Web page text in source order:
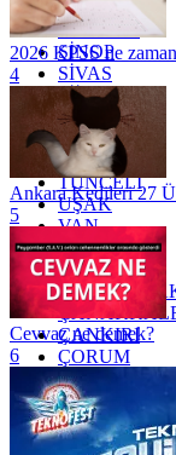
SAKARYA
SAMSUN
SİNOP
SİVAS
SİİRT
TEKİRDAĞ
TOKAT
TRABZON
TUNCELİ
UŞAK
VAN
YALOVA
YOZGAT
ÇANKIRI
ÇORUM
İSTANBUL
İZMİR
ŞANLIURFA
ŞIRNAK
2026 KPSS ne
4
Ankara Kedileri 27
5
Cevvaz ne demek?
6